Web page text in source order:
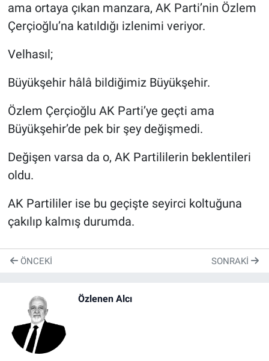
ama ortaya çıkan manzara, AK Parti’nin Özlem
Çerçioğlu’na katıldığı izlenimi veriyor.
Velhasıl;
Büyükşehir hâlâ bildiğimiz Büyükşehir.
Özlem Çerçioğlu AK Parti’ye geçti ama
Büyükşehir’de pek bir şey değişmedi.
Değişen varsa da o, AK Partililerin beklentileri
oldu.
AK Partililer ise bu geçişte seyirci koltuğuna
çakılıp kalmış durumda.
ÖNCEKI SONRAKI
Özlenen Alcı